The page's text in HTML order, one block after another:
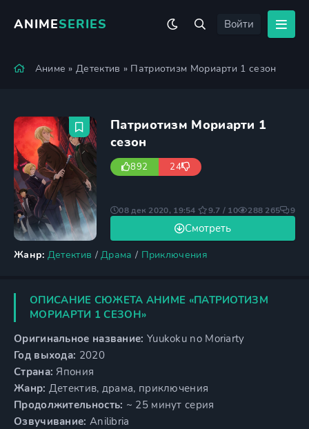
ANIMESERIES Войти
Аниме »Детектив » Патриотизм Мориарти 1 сезон
Патриотизм Мориарти 1
сезон
892 24
Жанр: Детектив /Драма / Приключения
Смотреть
08 дек 2020, 19:54 9.7 / 10 288 265 9
ОПИСАНИЕ СЮЖЕТА АНИМЕ «ПАТРИОТИЗМ
МОРИАРТИ 1 СЕЗОН»
Оригинальное название: Yuukoku no Moriarty
Год выхода: 2020
Страна: Япония
Жанр: Детектив, драма, приключения
Продолжительность: ~ 25 минут серия
Озвучивание: Anilibria